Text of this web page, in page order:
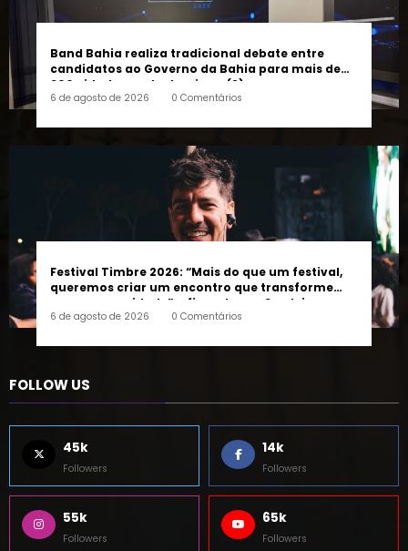
Band Bahia realiza tradicional debate entre
300 cidades neste domingo (9)
6 de agosto de 2026 0 Comentários
Festival Timbre 2026: “Mais do que um festival,
pessoas e a cidade”, afirma Lucas Cordeiro
6 de agosto de 2026 0 Comentários
55k 65k